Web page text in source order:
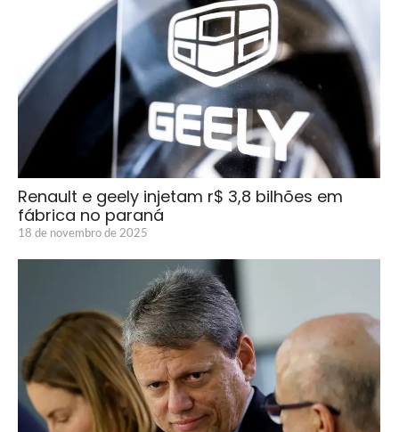
Renault e geely injetam r$ 3,8 bilhões em
fábrica no paraná
18 de novembro de 2025